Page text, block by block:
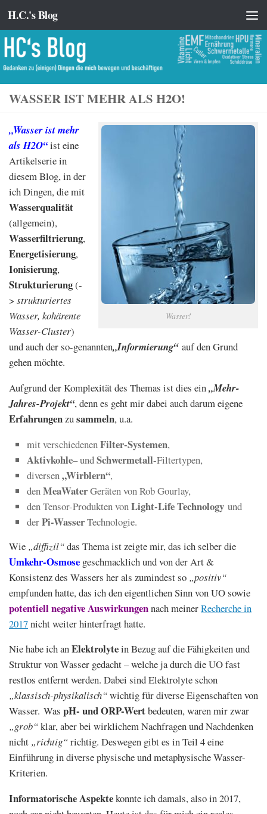
Zum Inhalt springen
H.C.'s Blog
WASSER IST MEHR ALS H2O!
Wasser!
„Wasser ist mehr
als H2O“ist eine
Artikelserie in
diesem Blog, in der
ich Dingen, die mit
Wasserqualität
(allgemein),
Wasserfiltrierung,
Energetisierung,
Ionisierung,
Strukturierung(-
> strukturiertes
Wasser, kohärente
Wasser-Cluster)
und auch der so-genannten„Informierung“auf den Grund
gehen möchte.
Aufgrund der Komplexität des Themas ist dies ein„Mehr-
Jahres-Projekt“, denn es geht mir dabei auch darum eigene
Erfahrungenzusammeln, u.a.
mit verschiedenen Filter-Systemen,
Aktivkohle– undSchwermetall-Filtertypen,
diversen „Wirblern“,
den MeaWaterGeräten von Rob Gourlay,
den Tensor-Produkten von Light-Life Technology und
derPi-WasserTechnologie.
Wie „diffizil“das Thema ist zeigte mir, das ich selber die
Umkehr-Osmose geschmacklich und von der Art &
Konsistenz des Wassers her als zumindest so „positiv“
empfunden hatte, das ich den eigentlichen Sinn von UO sowie
potentiell negative Auswirkungennach meinerRecherche in
2017nicht weiter hinterfragt hatte.
Nie habe ich anElektrolytein Bezug auf die Fähigkeiten und
Struktur von Wasser gedacht – welche ja durch die UO fast
restlos entfernt werden. Dabei sind Elektrolyte schon
„klassisch-physikalisch“wichtig für diverse Eigenschaften von
Wasser. Was pH- und ORP-Wertbedeuten, waren mir zwar
„grob“klar, aber bei wirklichem Nachfragen und Nachdenken
nicht „richtig“richtig. Deswegen gibt es in Teil 4 eine
Einführung in diverse physische und metaphysische Wasser-
Kriterien.
Informatorische Aspektekonnte ich damals, also in 2017,